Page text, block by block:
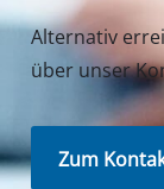
Alternativ
über unser
Zum